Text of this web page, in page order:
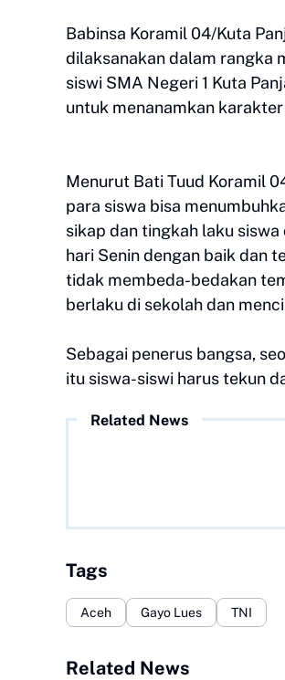
Babinsa Koramil 04/Kuta
dilaksanakan dalam rangka
siswi SMA Negeri 1 Kuta
untuk menanamkan
Menurut Bati Tuud Koramil
para siswa bisa
sikap dan tingkah laku
hari Senin dengan baik dan
tidak membeda-bedakan
berlaku di sekolah dan
Sebagai penerus bangsa,
itu siswa-siswi harus tekun
Related News
Tags
Aceh Gayo Lues TNI
Related News